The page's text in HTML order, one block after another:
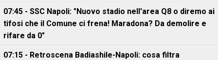
07:45 - SSC Napoli: "Nuovo stadio nell'area Q8 o diremo ai
tifosi che il Comune ci frena! Maradona? Da demolire e
rifare da 0"
07:15 - Retroscena Badiashile-Napoli: cosa filtra